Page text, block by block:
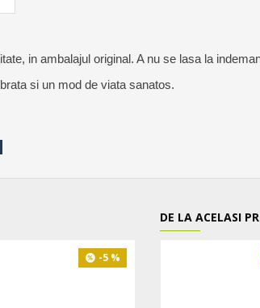
in ambalajul original. A nu se lasa la
si un mod de viata sanatos.
-5 %
DE LA ACELASI